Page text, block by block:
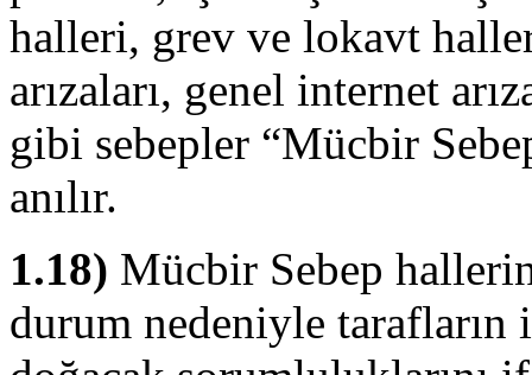
halleri, grev ve lokavt
arızaları, genel internet
gibi sebepler “Mücbir
anılır.
1.18) Mücbir Sebep
durum nedeniyle tarafların